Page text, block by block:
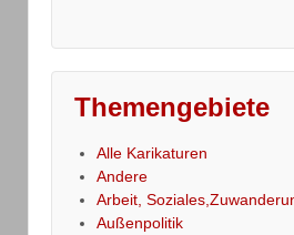
Themengebiete
Alle Karikaturen
Andere
Arbeit,
Außenpolitik